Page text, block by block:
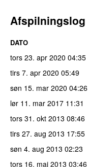
Afspilningslog
DATO
tors 23. apr 2020 04:35
tirs 7. apr 2020 05:49
søn 15. mar 2020 04:26
lør 11. mar 2017 11:31
tors 31. okt 2013 08:46
tirs 27. aug 2013 17:55
søn 4. aug 2013 02:23
tors 16. maj 2013 03:46